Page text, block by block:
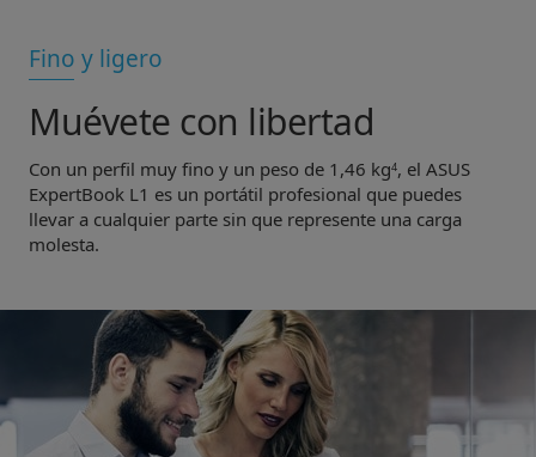
Fino y ligero
Muévete con libertad
Con un perfil muy fino y un peso de 1,46 kg4, el ASUS
ExpertBook L1 es un portátil profesional que puedes
llevar a cualquier parte sin que represente una carga
molesta.